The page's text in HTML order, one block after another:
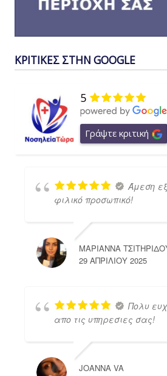
ΚΡΙΤΙΚΕΣ ΣΤΗΝ GOOGLE
5
Γράψτε κριτική
Άμεση
φιλικό προσωπικό!
ΜΑΡΙΑΝΝΑ
29 ΑΠΡΙΛΊΟΥ 2025
Πολυ
απο τις υπηρεσιες σας!
JOANNA VA